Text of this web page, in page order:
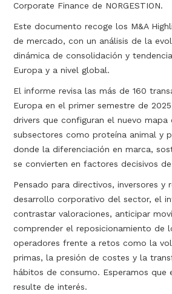
Corporate Finance de NORGESTION.
Este documento recoge los M&A
de mercado, con un análisis de la
dinámica de consolidación y
Europa y a nivel global.
El informe revisa las más de 160
Europa en el primer semestre de
drivers que configuran el nuevo
subsectores como proteína animal y
donde la diferenciación en marca,
se convierten en factores decisivos
Pensado para directivos, inversores y
desarrollo corporativo del sector, el
contrastar valoraciones, anticipar
comprender el reposicionamiento de
operadores frente a retos como la
primas, la presión de costes y la
hábitos de consumo. Esperamos que
resulte de interés.